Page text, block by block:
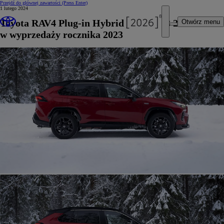
Przejdź do głównej zawartości (Press Enter)
Otwórz menu
1 lutego 2024
Toyota RAV4 Plug-in Hybrid już od 223 200 zł
w wyprzedaży rocznika 2023